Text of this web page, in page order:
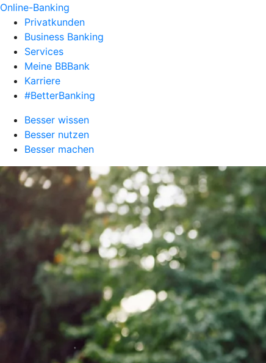
Online-Banking
Privatkunden
Business Banking
Services
Meine BBBank
Karriere
#BetterBanking
Besser wissen
Besser nutzen
Besser machen